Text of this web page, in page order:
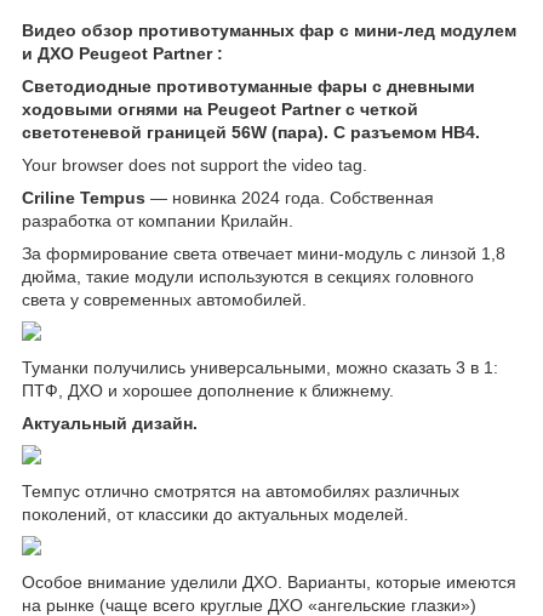
Видео обзор противотуманных фар c мини-лед модулем
и ДХО Peugeot Partner :
Светодиодные противотуманные фары с дневными
ходовыми огнями на Peugeot Partner с четкой
светотеневой границей 56W (пара). С разъемом HB4.
Your browser does not support the video tag.
Criline Tempus — новинка 2024 года. Собственная
разработка от компании Крилайн.
За формирование света отвечает мини-модуль с линзой 1,8
дюйма, такие модули используются в секциях головного
света у современных автомобилей.
Туманки получились универсальными, можно сказать 3 в 1:
ПТФ, ДХО и хорошее дополнение к ближнему.
Актуальный дизайн.
Темпус отлично смотрятся на автомобилях различных
поколений, от классики до актуальных моделей.
Особое внимание уделили ДХО. Варианты, которые имеются
на рынке (чаще всего круглые ДХО «ангельские глазки»)